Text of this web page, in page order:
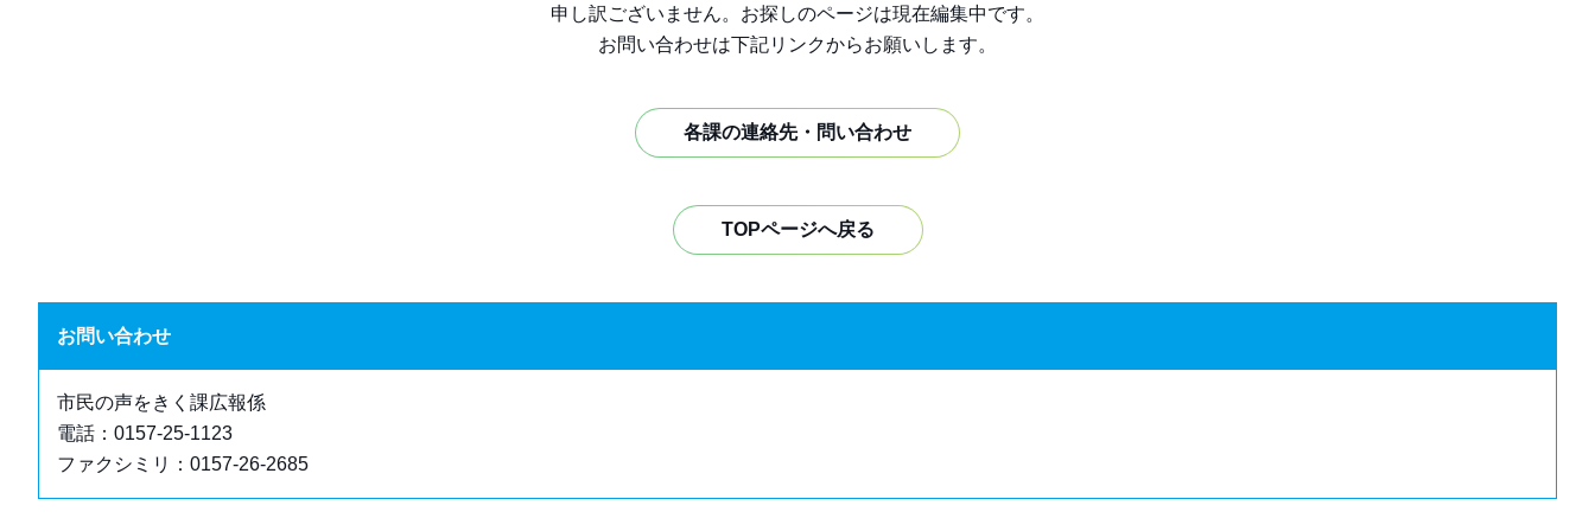
申し訳ございません。お探しのページは現在編集中です。
お問い合わせは下記リンクからお願いします。
各課の連絡先・問い合わせ
TOPページへ戻る
お問い合わせ
市民の声をきく課広報係
電話：0157-25-1123
ファクシミリ：0157-26-2685